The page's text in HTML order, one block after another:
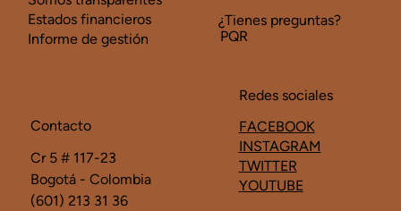
Estados financieros
Informe de gestión
Contacto
Cr 5 # 117-23
Bogotá - Colombia
(601) 213 31 36
Redes sociales
FACEBOOK
INSTAGRAM
TWITTER
YOUTUBE
PQR
¿Tienes preguntas?